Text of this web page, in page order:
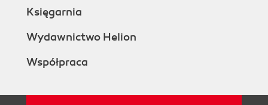
Księgarnia
Wydawnictwo Helion
Współpraca